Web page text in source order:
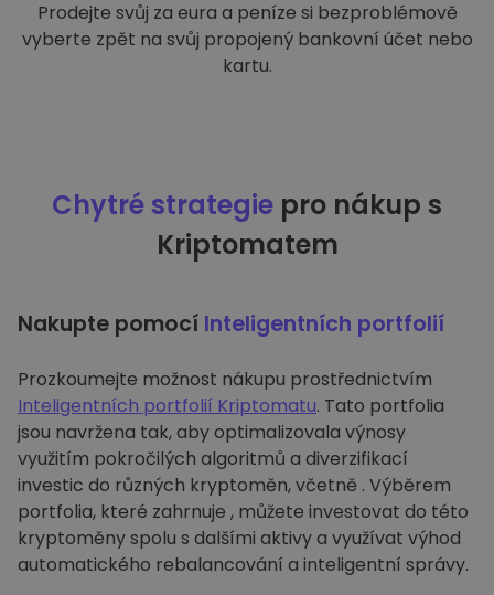
Prodejte svůj za eura a peníze si bezproblémově
vyberte zpět na svůj propojený bankovní účet nebo
kartu.
Chytré strategie pro nákup s
Kriptomatem
Nakupte pomocí Inteligentních portfolií
Prozkoumejte možnost nákupu prostřednictvím
Inteligentních portfolií Kriptomatu. Tato portfolia
jsou navržena tak, aby optimalizovala výnosy
využitím pokročilých algoritmů a diverzifikací
investic do různých kryptoměn, včetně . Výběrem
portfolia, které zahrnuje , můžete investovat do této
kryptoměny spolu s dalšími aktivy a využívat výhod
automatického rebalancování a inteligentní správy.